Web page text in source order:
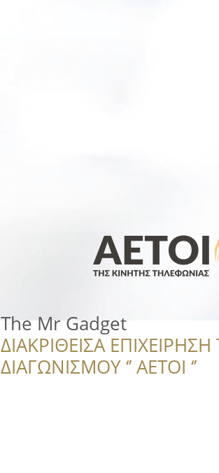
The Mr Gadget
ΔΙΑΚΡΙΘΕΙΣΑ
ΔΙΑΓΩΝΙΣΜΟΥ ‘’ ΑΕΤΟΙ ‘’